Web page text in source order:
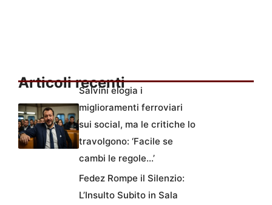
Articoli recenti
Salvini elogia i
miglioramenti ferroviari
sui social, ma le critiche lo
travolgono: ‘Facile se
cambi le regole…’
Fedez Rompe il Silenzio:
L’Insulto Subito in Sala